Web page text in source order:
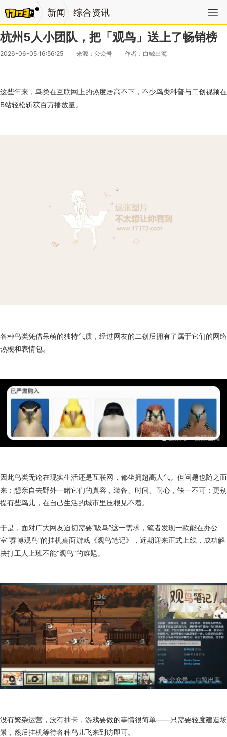
新闻 综合资讯
杭州5人小团队，把「观鸟」送上了畅销榜
2026-06-05 16:56:25 来源：公众号 作者：白鲸出海
这些年来，鸟类在互联网上的热度居高不下，不少鸟类科普与二创视频在
B站轻松斩获百万播放量。
各种鸟类凭借呆萌的独特气质，经过网友的二创后拥有了属于它们的网络
热梗和表情包。
因此鸟类无论在现实生活还是互联网，都坐拥超高人气。但问题也随之而
来：想亲自去野外一睹它们的真容，装备、时间、耐心，缺一不可；更别
提有些鸟儿，在自己生活的城市里压根见不着。
于是，面对广大网友迫切需要“吸鸟”这一需求，笔者发现一款能在办公
室“赛博观鸟”的挂机桌面游戏《观鸟笔记》，近期迎来正式上线，成功解
决打工人上班不能“观鸟”的难题。
没有繁杂运营，没有抽卡，游戏要做的事情很简单——只需要轻度建造场
景，然后挂机等待各种鸟儿飞来到访即可。